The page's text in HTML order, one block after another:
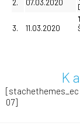
[stachethemes_ec
07]